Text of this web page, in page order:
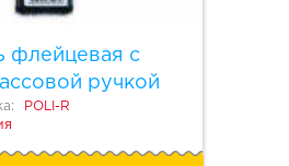
флейцевая с
ручкой
POLI-R